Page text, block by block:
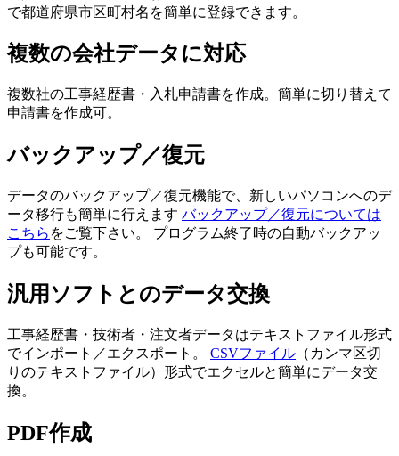
で都道府県市区町村名を簡単に登録できます。
複数の会社データに対応
複数社の工事経歴書・入札申請書を作成。簡単に切り替えて
申請書を作成可。
バックアップ／復元
データのバックアップ／復元機能で、新しいパソコンへのデ
ータ移行も簡単に行えます バックアップ／復元については
こちら をご覧下さい。 プログラム終了時の自動バックアッ
プも可能です。
汎用ソフトとのデータ交換
工事経歴書・技術者・注文者データはテキストファイル形式
でインポート／エクスポート。 CSVファイル （カンマ区切
りのテキストファイル）形式でエクセルと簡単にデータ交
換。
PDF作成